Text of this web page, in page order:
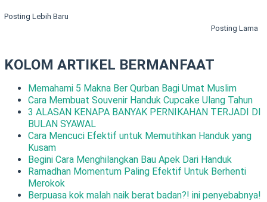
Posting Lebih Baru
Posting Lama
KOLOM ARTIKEL BERMANFAAT
Memahami 5 Makna Ber Qurban Bagi Umat Muslim
Cara Membuat Souvenir Handuk Cupcake Ulang Tahun
3 ALASAN KENAPA BANYAK PERNIKAHAN TERJADI DI
BULAN SYAWAL
Cara Mencuci Efektif untuk Memutihkan Handuk yang
Kusam
Begini Cara Menghilangkan Bau Apek Dari Handuk
Ramadhan Momentum Paling Efektif Untuk Berhenti
Merokok
Berpuasa kok malah naik berat badan?! ini penyebabnya!